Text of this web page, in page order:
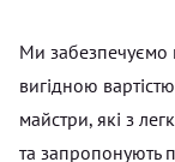
Ми забезпечуємо
вигідною
майстри, які з
та запропонують